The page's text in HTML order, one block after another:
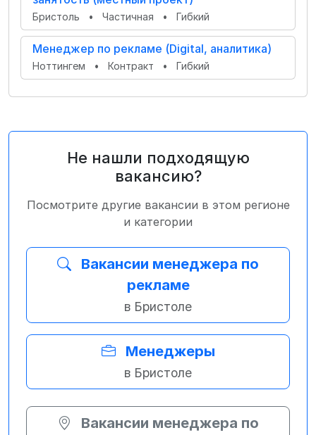
Бристоль • Частичная • Гибкий
Менеджер по рекламе (Digital, аналитика)
Ноттингем • Контракт • Гибкий
Не нашли подходящую
вакансию?
Посмотрите другие вакансии в этом регионе
и категории
Вакансии менеджера по
рекламе
в Бристоле
Менеджеры
в Бристоле
Вакансии менеджера по